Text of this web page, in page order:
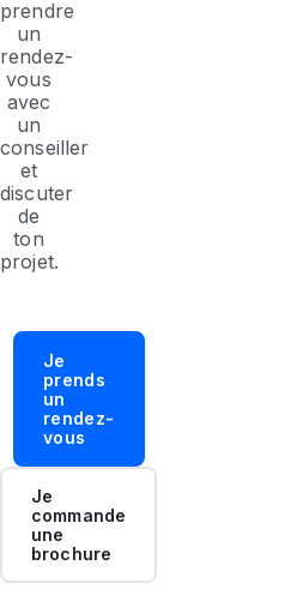
prendre
un
rendez-
vous
avec
un
conseiller
et
discuter
de
ton
projet.
Je
prends
un
rendez-
vous
Je
commande
une
brochure